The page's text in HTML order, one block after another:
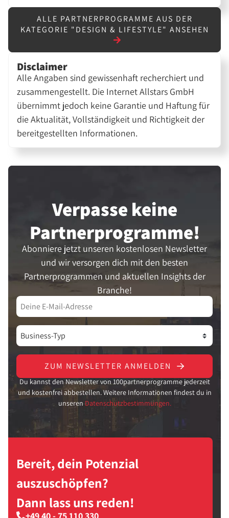
ALLE PARTNERPROGRAMME AUS DER
KATEGORIE "DESIGN & LIFESTYLE" ANSEHEN
Disclaimer
Alle Angaben sind gewissenhaft recherchiert und
zusammengestellt. Die Internet Allstars GmbH
übernimmt jedoch keine Garantie und Haftung für
die Aktualität, Vollständigkeit und Richtigkeit der
bereitgestellten Informationen.
Verpasse keine
Partner­programme!
Abonniere jetzt unseren kostenlosen Newsletter
und wir versorgen dich mit den besten
Partnerprogrammen und aktuellen Insights der
Branche!
ZUM NEWSLETTER ANMELDEN
Du kannst den Newsletter von 100partnerprogramme jederzeit
und kostenfrei abbestellen. Weitere Informationen findest du in
unseren Datenschutzbestimmungen.
Bereit, dein Potenzial
auszuschöpfen?
Dann lass uns reden!
+49 40 - 75 110 330